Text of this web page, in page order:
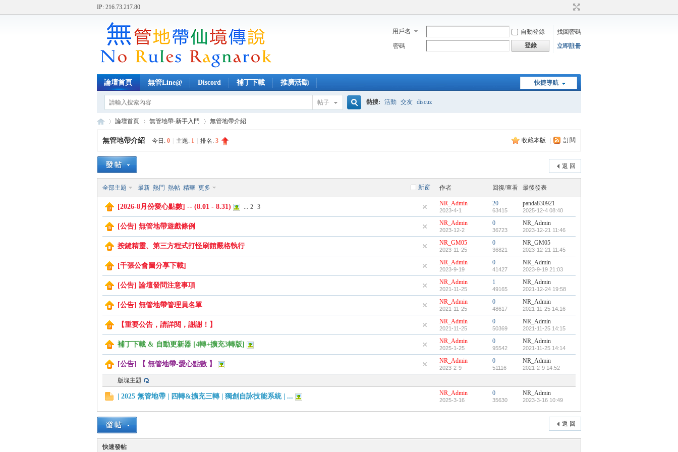
IP: 216.73.217.80
用戶名 自動登錄
找回密碼
密碼
登錄 立即註冊
快捷導航
論壇首頁 無管Line@ Discord 補丁下載 推廣活動
帖子 熱搜: 活動 交友 discuz
»
論壇首頁 無管地帶-新手入門 無管地帶介紹
收藏本版 訂閱
無管地帶介紹 今日: 0 主題: 1 排名: 3
返 回
新窗
全部主題 最新 熱門 熱帖 精華 更多 作者 回復/查看 最後發表
[2026-8月份愛心點數] -- (8.01 - 8.31) ... 2 3 NR_Admin
2023-4-1
20
63415
panda830921
2025-12-4 08:40
[公告] 無管地帶遊戲條例 NR_Admin
2023-12-2
0
36723
NR_Admin
2023-12-21 11:46
按鍵精靈、第三方程式打怪刷館嚴格執行 NR_GM05
2023-11-25
0
36821
NR_GM05
2023-12-21 11:45
[千張公會圖分享下載] NR_Admin
2023-9-19
0
41427
NR_Admin
2023-9-19 21:03
[公告] 論壇發問注意事項 NR_Admin
2021-11-25
1
49165
NR_Admin
2021-12-24 19:58
[公告] 無管地帶管理員名單 NR_Admin
2021-11-25
0
48617
NR_Admin
2021-11-25 14:16
【重要公告，請詳閱，謝謝！】 NR_Admin
2021-11-25
0
50369
NR_Admin
2021-11-25 14:15
補丁下載 & 自動更新器 [4轉+擴充3轉版] NR_Admin
2025-1-25
0
95542
NR_Admin
2021-11-25 14:14
[公告] 【 無管地帶-愛心點數 】 NR_Admin
2023-2-9
0
51116
NR_Admin
2021-2-9 14:52
版塊主題
| 2025 無管地帶 | 四轉&擴充三轉 | 獨創自詠技能系統 | ... NR_Admin
2025-3-16
0
35630
NR_Admin
2023-3-16 10:49
返 回
快速發帖